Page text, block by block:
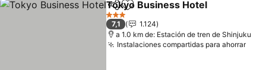
Compartir
Agregar a favoritos
Tokyo Business Hotel
3 Estrellas
7,1
1.124
a 1.0 km de: Estación de tren de Shinjuku
Instalaciones compartidas para ahorrarVer